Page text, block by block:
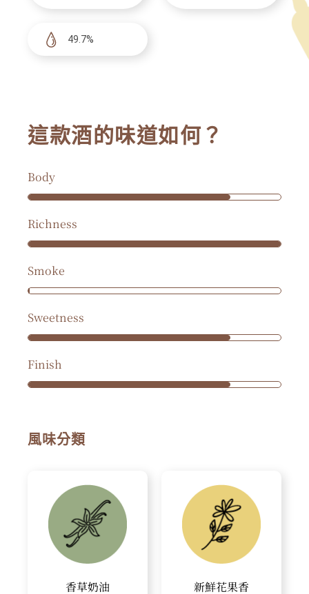
49.7%
這款酒的味道如何？
Body
Richness
Smoke
Sweetness
Finish
風味分類
香草奶油 新鮮花果香